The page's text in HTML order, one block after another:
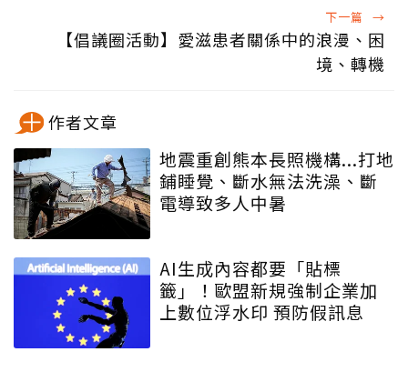
下一篇 →
【倡議圈活動】愛滋患者關係中的浪漫、困
境、轉機
作者文章
地震重創熊本長照機構...打地
鋪睡覺、斷水無法洗澡、斷
電導致多人中暑
AI生成內容都要「貼標
籤」！歐盟新規強制企業加
上數位浮水印 預防假訊息